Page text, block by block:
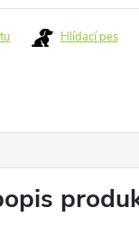
Hlídací pes